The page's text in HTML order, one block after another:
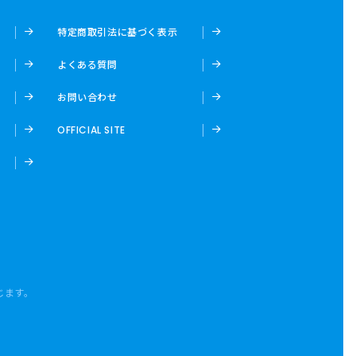
特定商取引法に基づく表示
よくある質問
お問い合わせ
OFFICIAL SITE
す。